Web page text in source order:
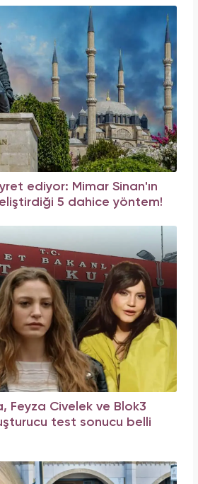
ediyor: Mimar Sinan'ın
5 dahice yöntem!
Feyza Civelek ve Blok3
test sonucu belli